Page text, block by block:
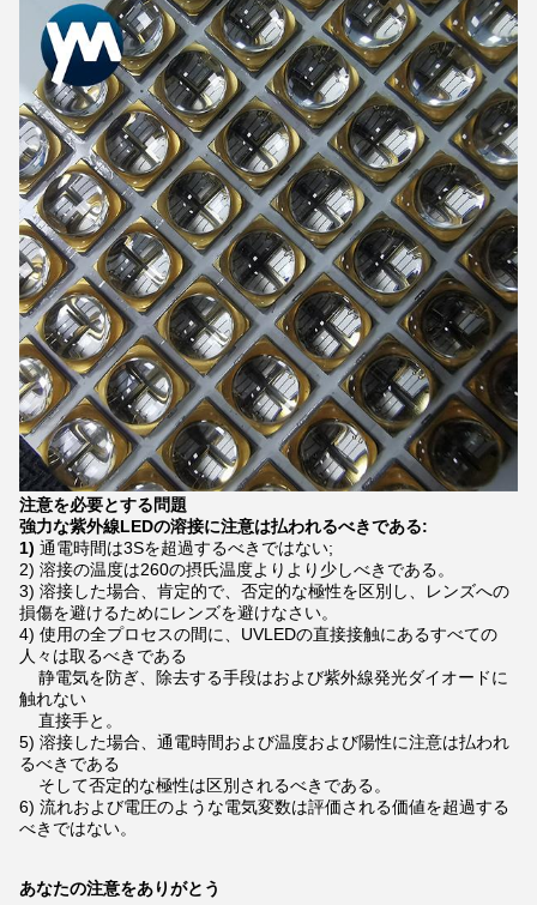
注意を必要とする問題
強力な紫外線LEDの溶接に注意は払われるべきである:
1) 通電時間は3Sを超過するべきではない;
2) 溶接の温度は260の摂氏温度よりより少しべきである。
3) 溶接した場合、肯定的で、否定的な極性を区別し、レンズへの
損傷を避けるためにレンズを避けなさい。
4) 使用の全プロセスの間に、UVLEDの直接接触にあるすべての
人々は取るべきである
静電気を防ぎ、除去する手段はおよび紫外線発光ダイオードに
触れない
直接手と。
5) 溶接した場合、通電時間および温度および陽性に注意は払われ
るべきである
そして否定的な極性は区別されるべきである。
6) 流れおよび電圧のような電気変数は評価される価値を超過する
べきではない。
あなたの注意をありがとう